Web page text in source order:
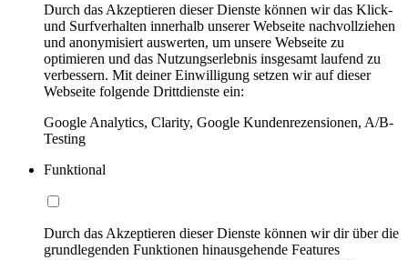
Durch das Akzeptieren dieser Dienste können wir das Klick-
und Surfverhalten innerhalb unserer Webseite nachvollziehen
und anonymisiert auswerten, um unsere Webseite zu
optimieren und das Nutzungserlebnis insgesamt laufend zu
verbessern. Mit deiner Einwilligung setzen wir auf dieser
Webseite folgende Drittdienste ein:
Google Analytics, Clarity, Google Kundenrezensionen, A/B-
Testing
Funktional
Durch das Akzeptieren dieser Dienste können wir dir über die
grundlegenden Funktionen hinausgehende Features